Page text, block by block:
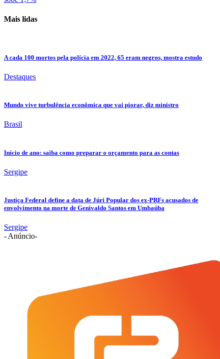
Mais lidas
A cada 100 mortos pela polícia em 2022, 65 eram negros, mostra estudo
Destaques
Mundo vive turbulência econômica que vai piorar, diz ministro
Brasil
Início de ano: saiba como preparar o orçamento para as contas
Sergipe
Justiça Federal define a data de Júri Popular dos ex-PRFs acusados de
envolvimento na morte de Genivaldo Santos em Umbaúba
Sergipe
- Anúncio-